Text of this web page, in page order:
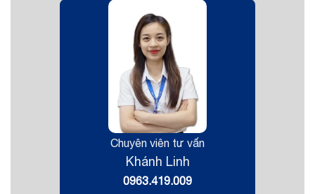
Chuyên viên tư vấn
Khánh Linh
0963.419.009